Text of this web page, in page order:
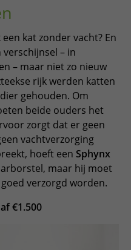
kat zonder vacht? En
– in
– maar niet zo nieuw
rijk werden katten
gehouden. Om
beide ouders het
zorgt dat er geen
vachtverzorging
hoeft een Sphynx
maar hij moet
verzorgd worden.
€1.500